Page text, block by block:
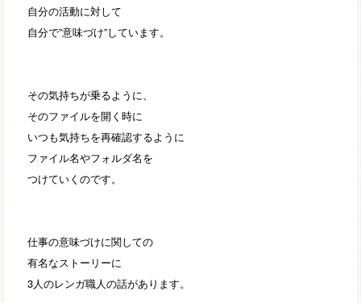
自分の活動に対して
自分で”意味づけ”しています。
その気持ちが乗るように、
そのファイルを開く時に
いつも気持ちを再確認するように
ファイル名やフォルダ名を
つけていくのです。
仕事の意味づけに関しての
有名なストーリーに
3人のレンガ職人の話があります。